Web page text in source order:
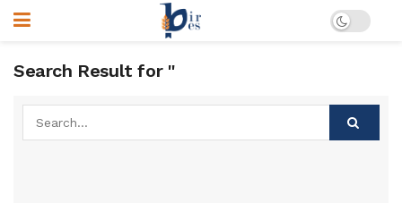
Search Result for ''